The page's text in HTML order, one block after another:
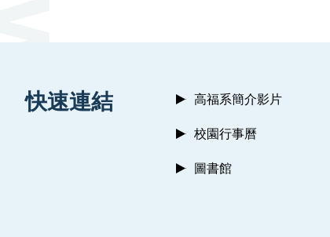
快速連結 高福系簡介影片
校園行事曆
圖書館